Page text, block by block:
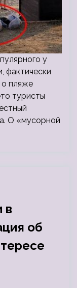
у
фактически
о пляже
туристы
О «мусорной
в
об